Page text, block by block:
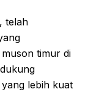
telah
timur di
lebih kuat